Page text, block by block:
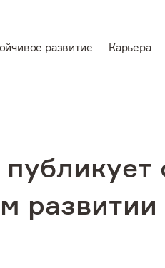
развитие Карьера
En
алюминия и
развитии